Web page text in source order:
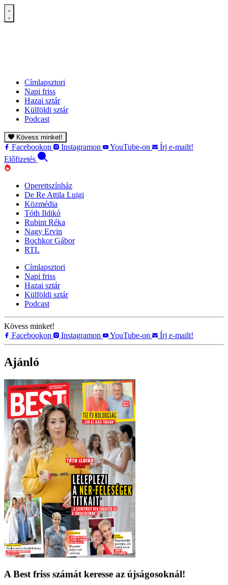
Címlapsztori
Napi friss
Hazai sztár
Külföldi sztár
Podcast
Kövess minket!
Facebookon Instagramon YouTube-on
Írj e-mailt!
Előfizetés
Operettszínház
De Re Attila Luigi
Közmédia
Tóth Ildikó
Rubint Réka
Nagy Ervin
Bochkor Gábor
RTL
Címlapsztori
Napi friss
Hazai sztár
Külföldi sztár
Podcast
Kövess minket!
Facebookon
Instagramon YouTube-on Írj e-mailt!
Ajánló
A Best friss számát keresse az újságosoknál!